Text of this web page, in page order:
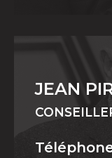
JEAN